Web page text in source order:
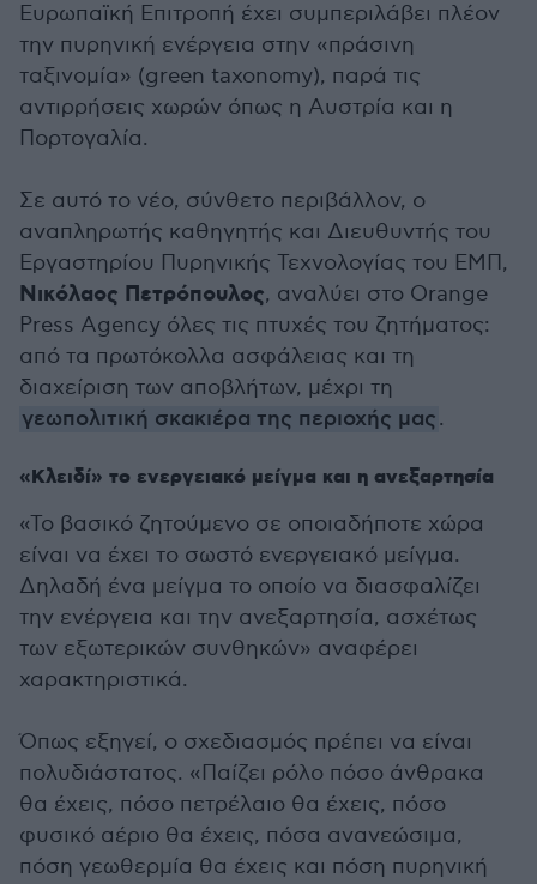
Ευρωπαϊκή Επιτροπή έχει συμπεριλάβει πλέον
την πυρηνική ενέργεια στην «πράσινη
ταξινομία» (green taxonomy), παρά τις
αντιρρήσεις χωρών όπως η Αυστρία και η
Πορτογαλία.
Σε αυτό το νέο, σύνθετο περιβάλλον, ο
αναπληρωτής καθηγητής και Διευθυντής του
Εργαστηρίου Πυρηνικής Τεχνολογίας του ΕΜΠ,
Νικόλαος Πετρόπουλος, αναλύει στο Orange
Press Agency όλες τις πτυχές του ζητήματος:
από τα πρωτόκολλα ασφάλειας και τη
διαχείριση των αποβλήτων, μέχρι τη
γεωπολιτική σκακιέρα της περιοχής μας.
«Κλειδί» το ενεργειακό μείγμα και η ανεξαρτησία
«Το βασικό ζητούμενο σε οποιαδήποτε χώρα
είναι να έχει το σωστό ενεργειακό μείγμα.
Δηλαδή ένα μείγμα το οποίο να διασφαλίζει
την ενέργεια και την ανεξαρτησία, ασχέτως
των εξωτερικών συνθηκών» αναφέρει
χαρακτηριστικά.
Όπως εξηγεί, ο σχεδιασμός πρέπει να είναι
πολυδιάστατος. «Παίζει ρόλο πόσο άνθρακα
θα έχεις, πόσο πετρέλαιο θα έχεις, πόσο
φυσικό αέριο θα έχεις, πόσα ανανεώσιμα,
πόση γεωθερμία θα έχεις και πόση πυρηνική